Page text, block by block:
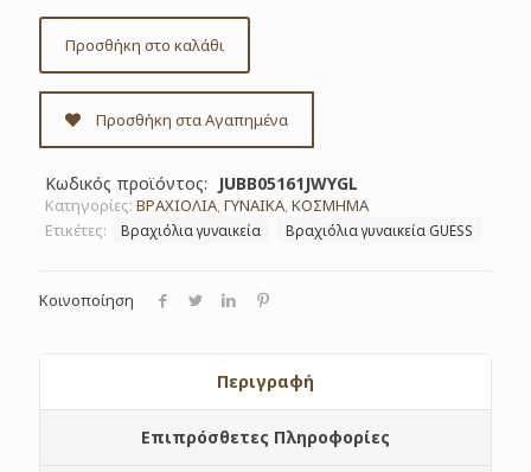
Προσθήκη στο καλάθι
Προσθήκη στα Αγαπημένα
Κωδικός προϊόντος: JUBB05161JWYGL
Κατηγορίες: ΒΡΑΧΙΟΛΙΑ,ΓΥΝΑΙΚΑ,ΚΟΣΜΗΜΑ
Ετικέτες:
Βραχιόλια γυναικεία Βραχιόλια γυναικεία GUESS
Κοινοποίηση
Περιγραφή
Επιπρόσθετες Πληροφορίες